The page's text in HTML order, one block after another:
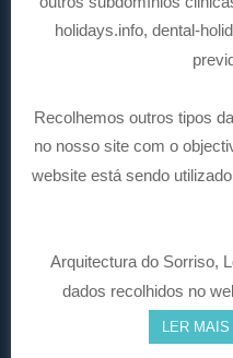
holidays.info, dental-
Recolhemos outros tipos
no nosso site com o
website está sendo
Arquitectura do Sorriso,
dados recolhidos no
LER MAIS